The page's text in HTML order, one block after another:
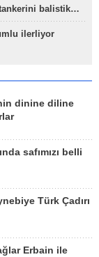
balistik…
ilerliyor
dinine diline
safımızı belli
Türk Çadırı
Erbain ile